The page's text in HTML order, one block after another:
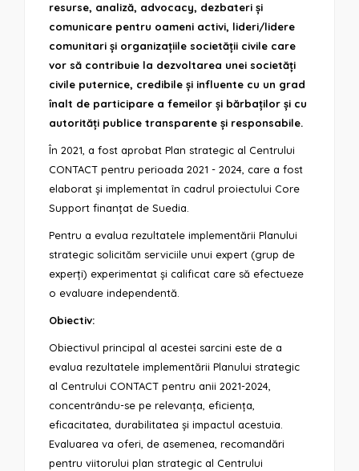
resurse, analiză, advocacy, dezbateri și
comunicare pentru oameni activi, lideri/lidere
comunitari și organizațiile societății civile care
vor să contribuie la dezvoltarea unei societăți
civile puternice, credibile și influente cu un grad
înalt de participare a femeilor și bărbaților și cu
autorități publice transparente și responsabile.
În 2021, a fost aprobat Plan strategic al Centrului
CONTACT pentru perioada 2021 - 2024, care a fost
elaborat și implementat în cadrul proiectului Core
Support finanțat de Suedia.
Pentru a evalua rezultatele implementării Planului
strategic solicităm serviciile unui expert (grup de
experți) experimentat și calificat care să efectueze
o evaluare independentă.
Obiectiv:
Obiectivul principal al acestei sarcini este de a
evalua rezultatele implementării Planului strategic
al Centrului CONTACT pentru anii 2021-2024,
concentrându-se pe relevanța, eficiența,
eficacitatea, durabilitatea și impactul acestuia.
Evaluarea va oferi, de asemenea, recomandări
pentru viitorului plan strategic al Centrului